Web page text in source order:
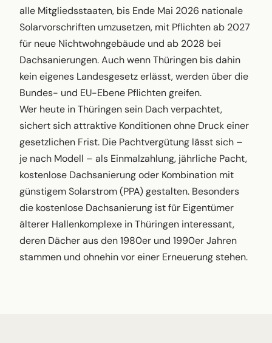
alle Mitgliedsstaaten, bis Ende Mai 2026 nationale
Solarvorschriften umzusetzen, mit Pflichten ab 2027
für neue Nichtwohngebäude und ab 2028 bei
Dachsanierungen. Auch wenn Thüringen bis dahin
kein eigenes Landesgesetz erlässt, werden über die
Bundes- und EU-Ebene Pflichten greifen.
Wer heute in Thüringen sein Dach verpachtet,
sichert sich attraktive Konditionen ohne Druck einer
gesetzlichen Frist. Die Pachtvergütung lässt sich –
je nach Modell – als Einmalzahlung, jährliche Pacht,
kostenlose Dachsanierung oder Kombination mit
günstigem Solarstrom (PPA) gestalten. Besonders
die kostenlose Dachsanierung ist für Eigentümer
älterer Hallenkomplexe in Thüringen interessant,
deren Dächer aus den 1980er und 1990er Jahren
stammen und ohnehin vor einer Erneuerung stehen.